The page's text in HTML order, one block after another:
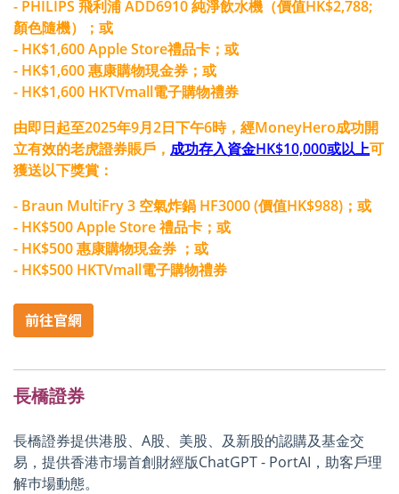
- PHILIPS 飛利浦 ADD6910 純淨飲水機（價值HK$2,788;
顏色隨機）；或
- HK$1,600 Apple Store禮品卡；或
- HK$1,600 惠康購物現金券；或
- HK$1,600 HKTVmall電子購物禮券
由即日起至2025年9月2日下午6時，經MoneyHero成功開
立有效的老虎證券賬戶， 成功存入資金HK$10,000或以上可
獲送以下獎賞：
- Braun MultiFry 3 空氣炸鍋 HF3000 (價值HK$988)；或
- HK$500 Apple Store 禮品卡；或
- HK$500 惠康購物現金券 ；或
- HK$500 HKTVmall電子購物禮券
長橋證券
長橋證券提供港股、A股、美股、及新股的認購及基金交
易，提供香港市場首創財經版ChatGPT - PortAI，助客戶理
解巿場動態。